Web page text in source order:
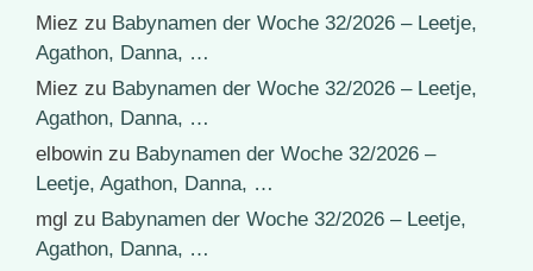
Miez zu Babynamen der Woche 32/2026 – Leetje,
Agathon, Danna, …
Miez zu Babynamen der Woche 32/2026 – Leetje,
Agathon, Danna, …
elbowin zu Babynamen der Woche 32/2026 –
Leetje, Agathon, Danna, …
mgl zu Babynamen der Woche 32/2026 – Leetje,
Agathon, Danna, …